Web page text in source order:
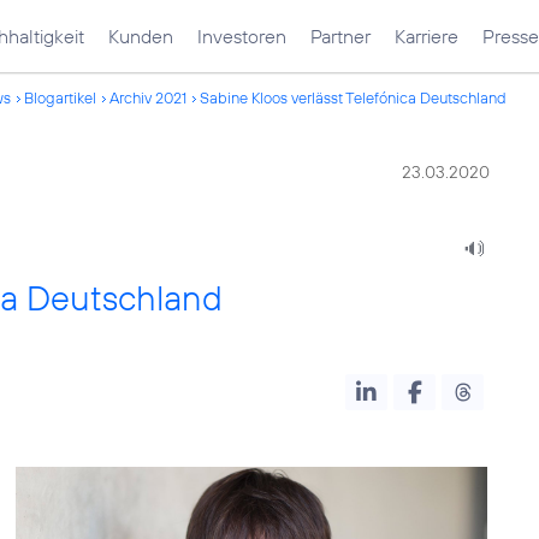
Kunden Investoren Partner Karriere Presse
Blogartikel Archiv 2021 Sabine Kloos verlässt Telefónica Deutschland
23.03.2020
Deutschland